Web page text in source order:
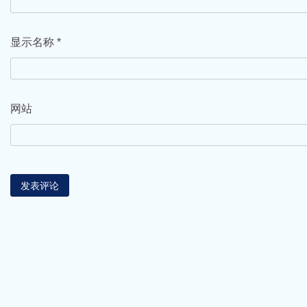
显示名称 *
网站